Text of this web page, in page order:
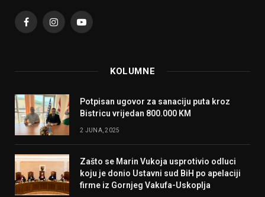
FacebookInstagramYouTube
KOLUMNE
Potpisan ugovor za sanaciju puta kroz
Bistricu vrijedan 800.000 KM
2 JUNA, 2025
Zašto se Marin Vukoja usprotivio odluci
koju je donio Ustavni sud BiH po apelaciji
firme iz Gornjeg Vakufa-Uskoplja